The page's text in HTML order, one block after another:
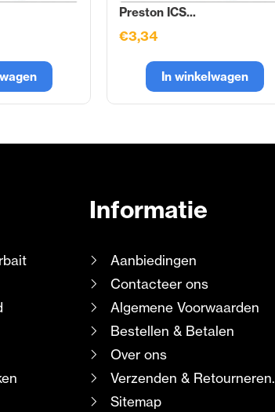
Preston ICS...
€3,34
In winkelwagen
Informatie
Aanbiedingen
Contacteer ons
Algemene Voorwaarden
Bestellen & Betalen
Over ons
Verzenden & Retourneren.
Sitemap